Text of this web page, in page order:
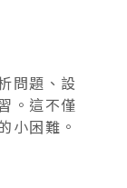
問題、設
。這不僅
小困難。